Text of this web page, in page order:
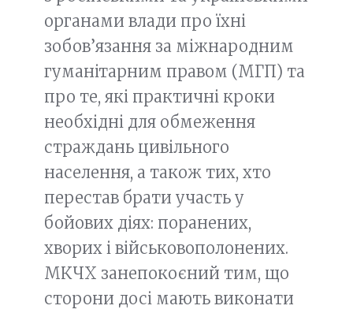
органами влади про їхні
зобов’язання за міжнародним
гуманітарним правом (МГП) та
про те, які практичні кроки
необхідні для обмеження
страждань цивільного
населення, а також тих, хто
перестав брати участь у
бойових діях: поранених,
хворих і військовополонених.
МКЧХ занепокоєний тим, що
сторони досі мають виконати